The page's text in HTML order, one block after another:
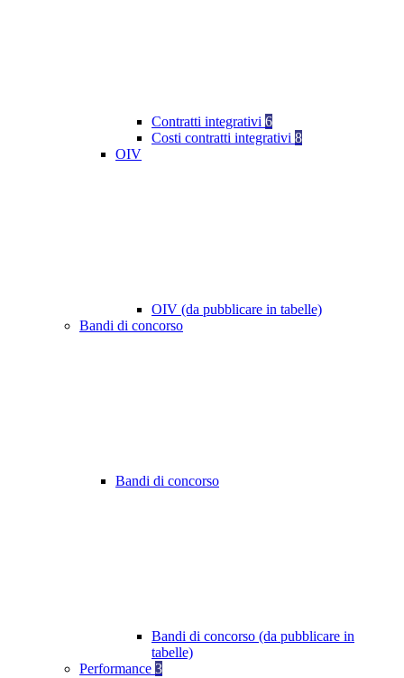
Contratti integrativi 6
Costi contratti integrativi 8
OIV
OIV (da pubblicare in tabelle)
Bandi di concorso
Bandi di concorso
Bandi di concorso (da pubblicare in
tabelle)
Performance 3